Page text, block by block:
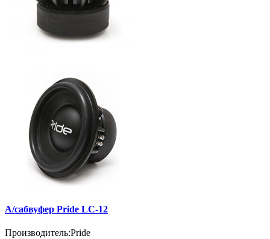
А/сабвуфер Pride LC-12
Производитель:Pride